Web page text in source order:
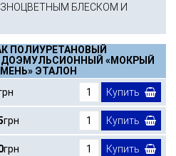
БЛЕСКОМ И
ПОЛИУРЕТАНОВЫЙ
«МОКРЫЙ
ЭТАЛОН
Купить
грн Купить
грн Купить